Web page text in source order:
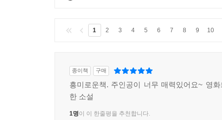
1 2 3 4 5 6 7 8 9 10
종이책 구매
흥미로운책. 주인공이 너무 매력있어요~ 영
한 소설
1명이 이 한줄평을 추천합니다.